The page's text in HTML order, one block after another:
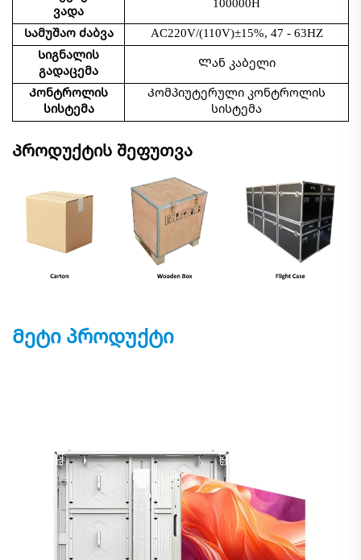
ვადა
100000H
Სამუშაო ძაბვა
AC220V/(110V)±15%, 47 - 63HZ
Სიგნალის
გადაცემა
Ლან კაბელი
Კონტროლის
სისტემა
Კომპიუტერული კონტროლის
სისტემა
Პროდუქტის შეფუთვა
Მეტი პროდუქტი